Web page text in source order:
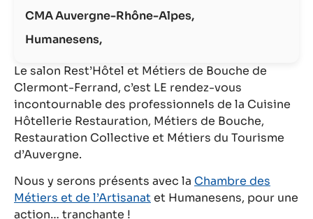
Le salon Rest’Hôtel et Métiers de Bouche de
Clermont-Ferrand, c’est LE rendez-vous
incontournable des professionnels de la Cuisine
Hôtellerie Restauration, Métiers de Bouche,
Restauration Collective et Métiers du Tourisme
d’Auvergne.
Nous y serons présents avec la Chambre des
Métiers et de l’Artisanatet Humanesens, pour une
action… tranchante !
CMA Auvergne-Rhône-Alpes,
Humanesens,